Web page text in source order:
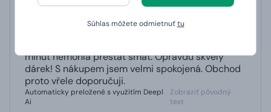
Súhlas môžete odmietnuťtu
hodnotené 13. 9. 2021 na webe Manboxeo.de
rychlé dodání
minut nemohla přestat smát. Opravdu skvělý
dárek! S nákupem jsem velmi spokojená. Obchod
proto vřele doporučuji.
Automaticky preložené s využitím Deepl
Ai
Zobraziť pôvodný
text